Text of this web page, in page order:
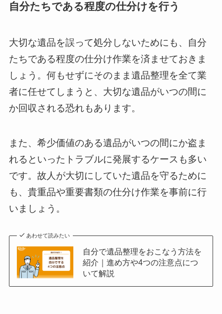
自分たちである程度の仕分けを行う
大切な遺品を誤って処分しないためにも、自分
たちである程度の仕分け作業を済ませておきま
しょう。何もせずにそのまま遺品整理を全て業
者に任せてしまうと、大切な遺品がいつの間に
か回収される恐れもあります。
また、希少価値のある遺品がいつの間にか盗ま
れるといったトラブルに発展するケースも多い
です。故人が大切にしていた遺品を守るために
も、貴重品や重要書類の仕分け作業を事前に行
いましょう。
あわせて読みたい
自分で遺品整理をおこなう方法を
紹介｜進め方や4つの注意点につ
いて解説